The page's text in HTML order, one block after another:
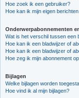
Hoe zoek ik een gebruiker?
Hoe kan ik mijn eigen
Onderwerpabonnementen
Wat is het verschil tussen een
Hoe kan ik een bladwijzer of
Hoe kan ik een bladwijzer of
Hoe zeg ik mijn abonnement
Bijlagen
Welke bijlagen worden
Hoe vind ik al mijn bijlagen?